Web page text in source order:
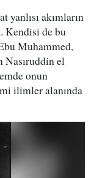
yanlısı akımların
Kendisi de bu
Muhammed,
Nasıruddin el
onun
ilimler alanında